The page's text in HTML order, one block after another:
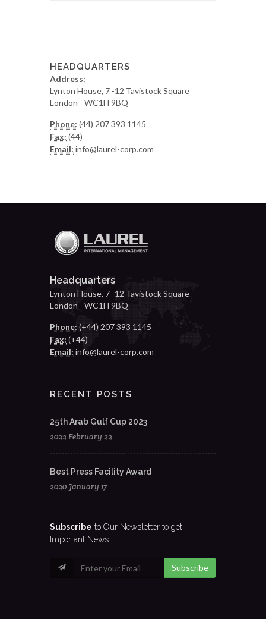
HEADQUARTERS
Address:
Lynton House, 7 -12 Tavistock Square
London - WC1H 9BQ
Phone: (44) 207 393 1145
Fax: (44)
Email: info@laurel-corp.com
Headquarters
Lynton House, 7 -12 Tavistock Square
London - WC1H 9BQ
Phone: (+44) 207 393 1145
Fax: (+44)
Email: info@laurel-corp.com
RECENT POSTS
25th Arab Gulf Cup 2023
2022 February 22
Best Press Facility Award
2020 January 17
Subscribe to Our Newsletter to get
Important News:
Subscribe